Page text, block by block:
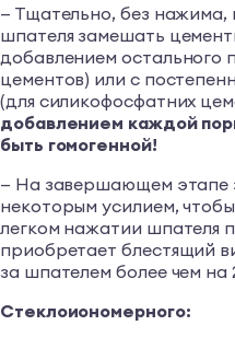
— Тщательно, без
шпателя замешать
добавлением остального
цементов) или с
(для силикофосфатних
добавлением каждой
быть гомогенной!
— На завершающем этапе
некоторым усилием,
легком нажатии шпателя
приобретает блестящий
за шпателем более чем на
Стеклоиономерного: